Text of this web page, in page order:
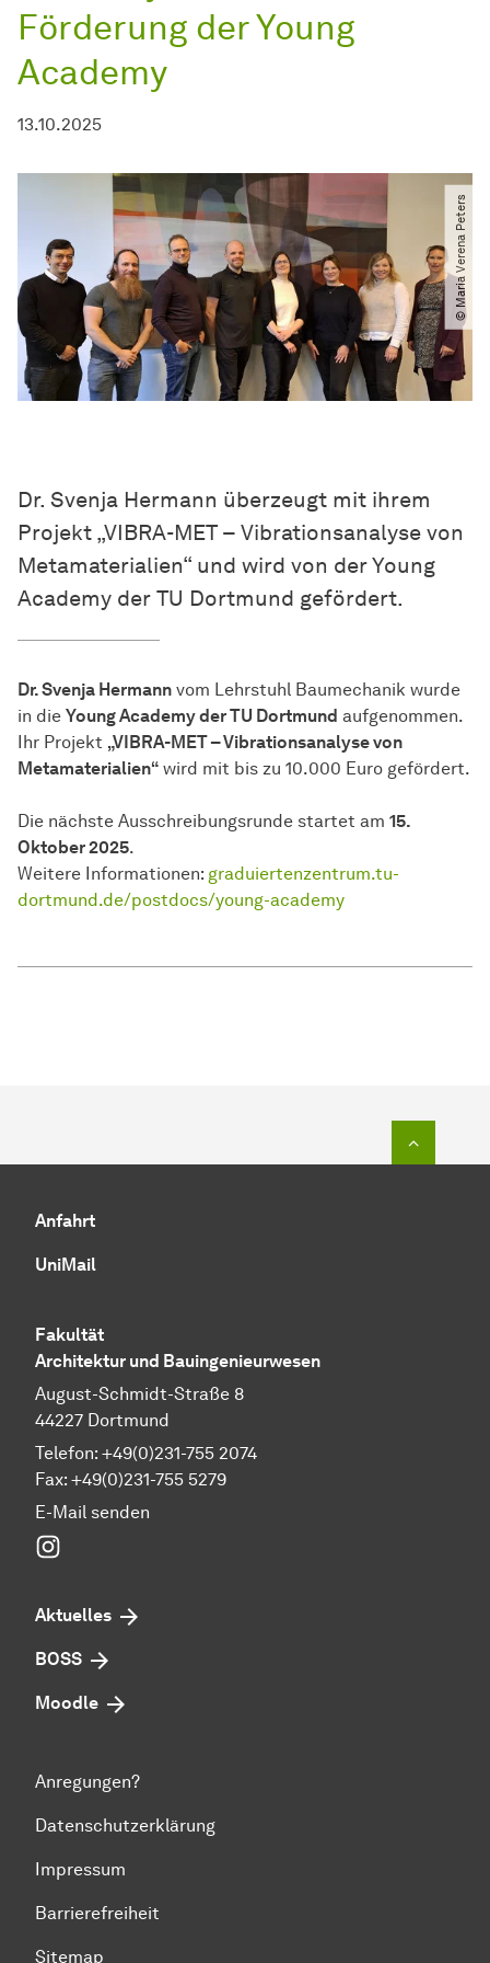
Förderung der Young
Academy
13.10.2025
© Maria Verena Peters
Dr. Svenja Hermann überzeugt mit ihrem
Projekt „VIBRA-MET – Vibrationsanalyse von
Metamaterialien“ und wird von der Young
Academy der TU Dortmund gefördert.
Dr. Svenja Hermann vom Lehrstuhl Baumechanik wurde
in die Young Academy der TU Dortmund aufgenommen.
Ihr Projekt „VIBRA-MET – Vibrationsanalyse von
Metamaterialien“ wird mit bis zu 10.000 Euro gefördert.
Die nächste Ausschreibungsrunde startet am 15.
Oktober 2025.
Weitere Informationen: graduiertenzentrum.tu-
dortmund.de/postdocs/young-academy
Anfahrt
UniMail
Fakultät
Architektur und Bauingenieurwesen
August-Schmidt-Straße 8
44227 Dortmund
Telefon: +49(0)231-755 2074
Fax: +49(0)231-755 5279
E-Mail senden
Aktuelles
BOSS
Moodle
Anregungen?
Datenschutzerklärung
Impressum
Barrierefreiheit
Sitemap